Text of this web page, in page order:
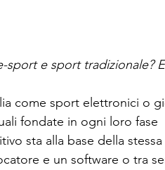
sport e sport tradizionale?
come sport elettronici o
fondate in ogni loro fase
sta alla base della stessa
e un software o tra